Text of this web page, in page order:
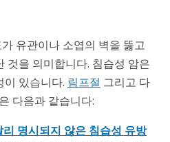
유관이나 소엽의 벽을 뚫고
것을 의미합니다. 침습성 암은
이 있습니다. 림프절 그리고 다
다음과 같습니다:
리 명시되지 않은 침습성 유방